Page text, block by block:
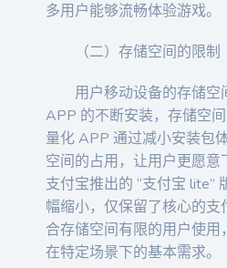
多用户能够流畅体验游戏。
（二）存储空间的限制
用户移动设备的存储空
APP 的不断安装，存储空
量化 APP 通过减小安装包
空间的占用，让用户更愿意
支付宝推出的 “支付宝 lite”
幅缩小，仅保留了核心的
合存储空间有限的用户使用
在特定场景下的基本需求。